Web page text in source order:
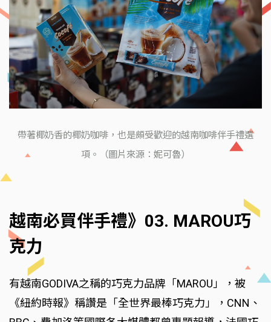
帶著椰奶香的椰奶咖啡，也是頗受歡迎的越南咖啡伴手禮選
項。（圖片來源：妮可魯）
越南必買伴手禮》03. MAROU巧
克力
有越南GODIVA之稱的巧克力品牌「MAROU」，被
《紐約時報》稱讚是「全世界最棒巧克力」，CNN、